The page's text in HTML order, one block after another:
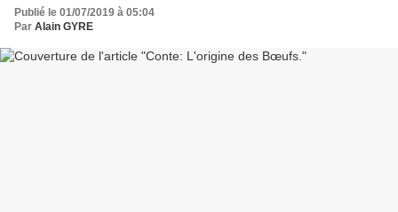
Publié le 01/07/2019 à 05:04
Par Alain GYRE